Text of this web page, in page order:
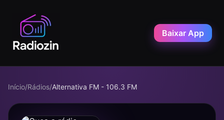
Baixar App
Início/Rádios/Alternativa FM - 106.3 FM